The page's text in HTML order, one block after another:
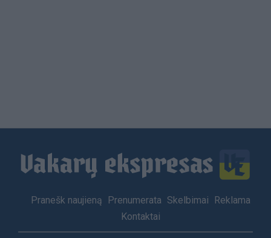
Footer
Pranešk naujieną Prenumerata Skelbimai
Reklama
Kontaktai